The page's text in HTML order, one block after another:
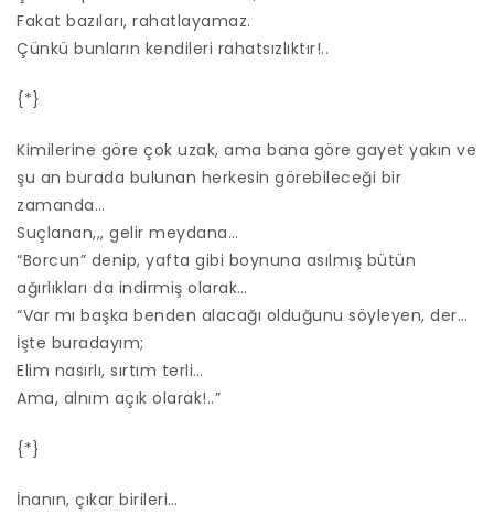
Fakat bazıları, rahatlayamaz.
Çünkü bunların kendileri rahatsızlıktır!..
{*}
Kimilerine göre çok uzak, ama bana göre gayet yakın ve
şu an burada bulunan herkesin görebileceği bir
zamanda…
Suçlanan,,, gelir meydana…
“Borcun” denip, yafta gibi boynuna asılmış bütün
ağırlıkları da indirmiş olarak…
“Var mı başka benden alacağı olduğunu söyleyen, der…
İşte buradayım;
Elim nasırlı, sırtım terli…
Ama, alnım açık olarak!..”
{*}
İnanın, çıkar birileri…